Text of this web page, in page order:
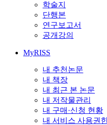
학술지
단행본
연구보고서
공개강의
MyRISS
내 추천논문
내 책장
내 최근 본 논문
내 저작물관리
내 구매·신청 현황
내 서비스 사용권